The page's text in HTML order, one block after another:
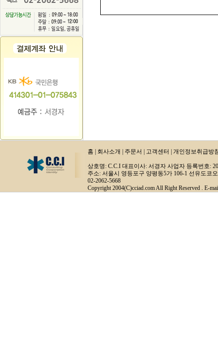
홈 회사소개 주문서 고객센터 개인정보취급방
상호명: C.C.I 대표이사: 서경자 사업자 등록번호:
주소: 서울시 영등포구 양평동5가 106-1 선유도코
02-2062-5668
Copyright 2004(C)cciad.com All Right Reserved . E-